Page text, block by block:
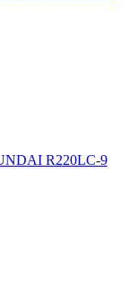
R220LC-9